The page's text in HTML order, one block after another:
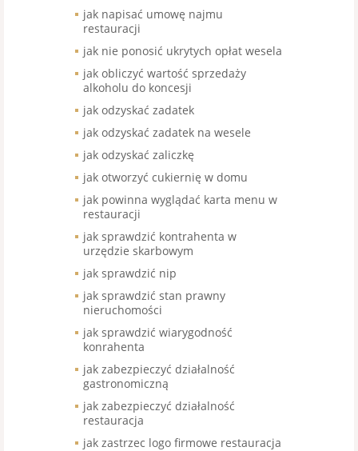
jak napisać umowę najmu
restauracji
jak nie ponosić ukrytych opłat wesela
jak obliczyć wartość sprzedaży
alkoholu do koncesji
jak odzyskać zadatek
jak odzyskać zadatek na wesele
jak odzyskać zaliczkę
jak otworzyć cukiernię w domu
jak powinna wyglądać karta menu w
restauracji
jak sprawdzić kontrahenta w
urzędzie skarbowym
jak sprawdzić nip
jak sprawdzić stan prawny
nieruchomości
jak sprawdzić wiarygodność
konrahenta
jak zabezpieczyć działalność
gastronomiczną
jak zabezpieczyć działalność
restauracja
jak zastrzec logo firmowe restauracja